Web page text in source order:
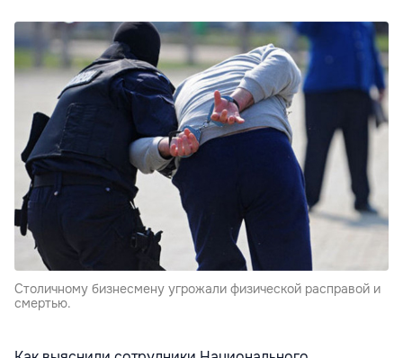
Столичному бизнесмену угрожали физической расправой и
смертью.